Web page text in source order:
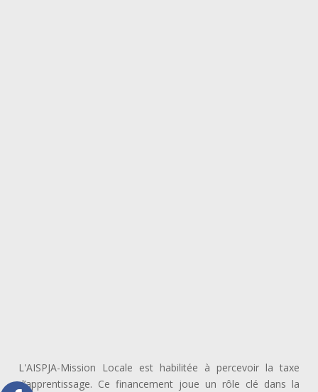
L'AISPJA-Mission Locale est habilitée à percevoir la taxe
d’apprentissage. Ce financement joue un rôle clé dans la